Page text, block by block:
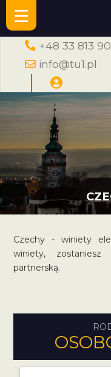
+48 33 813
info@tu1.pl
Czechy - winiety
winiety,
partnerską.